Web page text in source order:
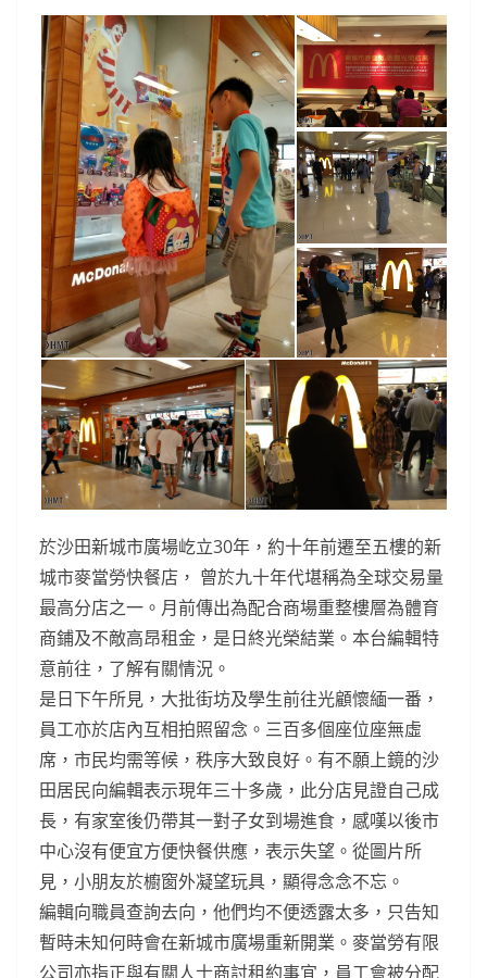
於沙田新城市廣場屹立30年，約十年前遷至五樓的新
城市麥當勞快餐店， 曾於九十年代堪稱為全球交易量
最高分店之一。月前傳出為配合商場重整樓層為體育
商鋪及不敵高昂租金，是日終光榮結業。本台編輯特
意前往，了解有關情況。
是日下午所見，大批街坊及學生前往光顧懷緬一番，
員工亦於店內互相拍照留念。三百多個座位座無虛
席，市民均需等候，秩序大致良好。有不願上鏡的沙
田居民向編輯表示現年三十多歲，此分店見證自己成
長，有家室後仍帶其一對子女到場進食，感嘆以後市
中心沒有便宜方便快餐供應，表示失望。從圖片所
見，小朋友於櫥窗外凝望玩具，顯得念念不忘。
編輯向職員查詢去向，他們均不便透露太多，只告知
暫時未知何時會在新城市廣場重新開業。麥當勞有限
公司亦指正與有關人士商討租約事宜，員工會被分配